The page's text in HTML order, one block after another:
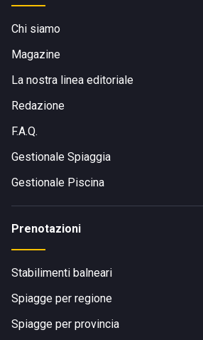
Chi siamo
Magazine
La nostra linea editoriale
Redazione
F.A.Q.
Gestionale Spiaggia
Gestionale Piscina
Prenotazioni
Stabilimenti balneari
Spiagge per regione
Spiagge per provincia